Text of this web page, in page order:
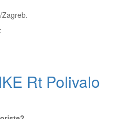
Rt Polivalo